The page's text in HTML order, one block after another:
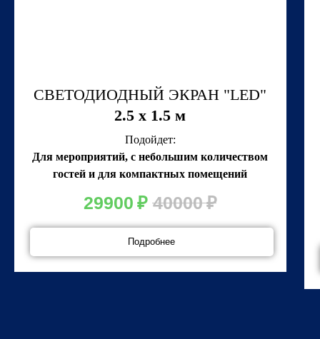
СВЕТОДИОДНЫЙ ЭКРАН "LED"
2.5 x 1.5 м
Подойдет:
Для мероприятий, с небольшим количеством
гостей и для компактных помещений
29900 ₽ 40000₽
Подробнее